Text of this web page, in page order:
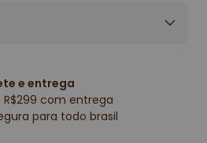
e entrega
com entrega
para todo brasil